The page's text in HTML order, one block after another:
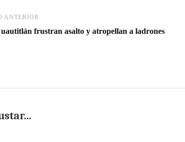
ANTERIOR
frustran asalto y atropellan a ladrones